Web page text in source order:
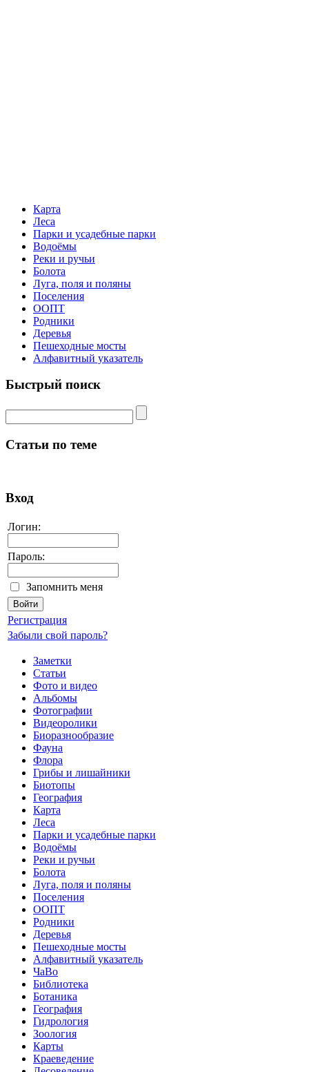
Карта
Леса
Парки и усадебные парки
Водоёмы
Реки и ручьи
Болота
Луга, поля и поляны
Поселения
ООПТ
Родники
Деревья
Пешеходные мосты
Алфавитный указатель
Быстрый поиск
Статьи по теме
Вход
Логин:
Пароль:
Запомнить меня
Регистрация
Забыли свой пароль?
Заметки
Статьи
Фото и видео
Альбомы
Фотографии
Видеоролики
Биоразнообразие
Фауна
Флора
Грибы и лишайники
Биотопы
География
Карта
Леса
Парки и усадебные парки
Водоёмы
Реки и ручьи
Болота
Луга, поля и поляны
Поселения
ООПТ
Родники
Деревья
Пешеходные мосты
Алфавитный указатель
ЧаВо
Библиотека
Ботаника
География
Гидрология
Зоология
Карты
Краеведение